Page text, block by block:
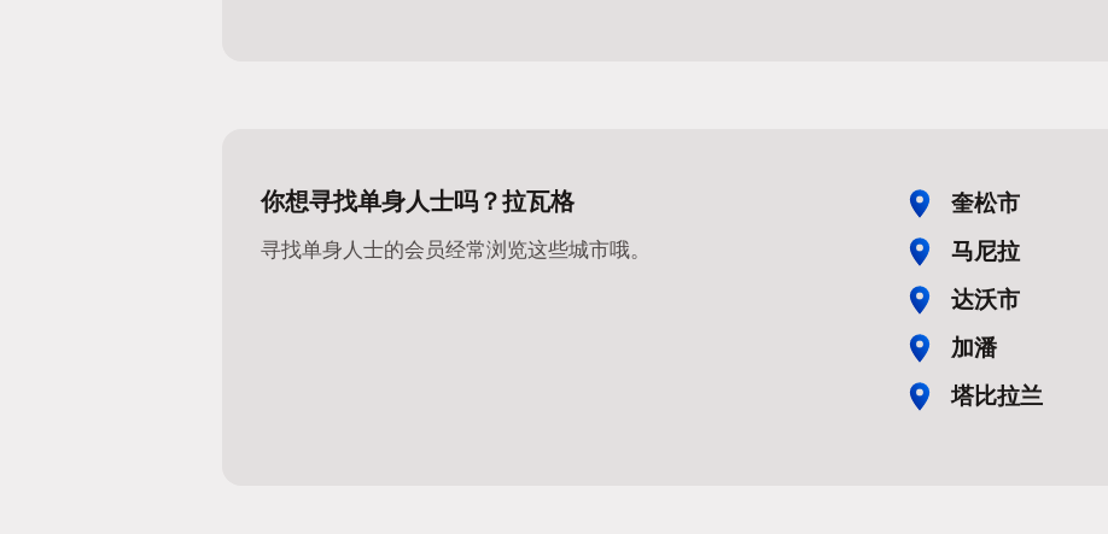
你想寻找单身人士吗？拉瓦格
寻找单身人士的会员经常浏览这些城市哦。
奎松市
马尼拉
达沃市
加潘
塔比拉兰